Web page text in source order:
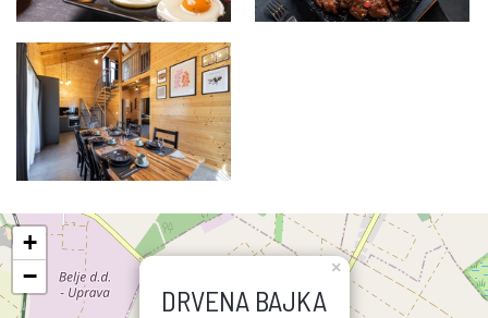
DRVENA BAJKA
×
+
−